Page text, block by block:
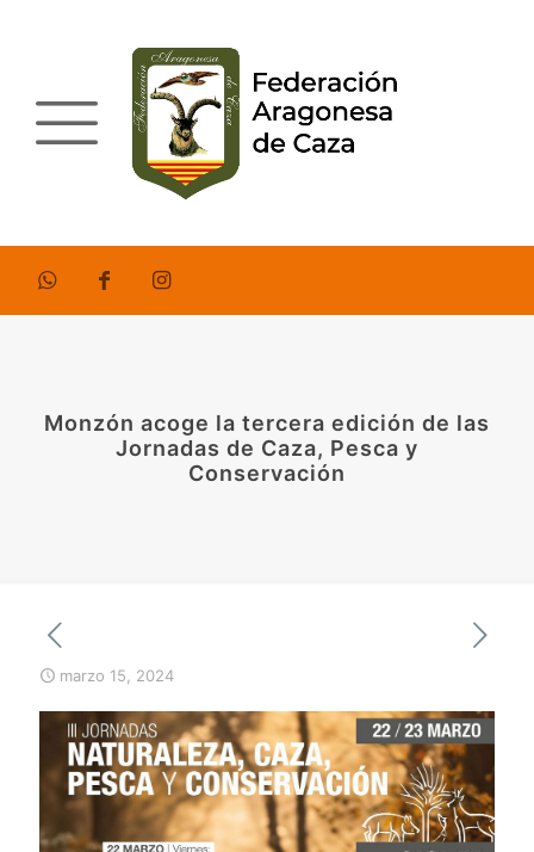
Monzón acoge la tercera edición de las
Jornadas de Caza, Pesca y
Conservación
marzo 15, 2024